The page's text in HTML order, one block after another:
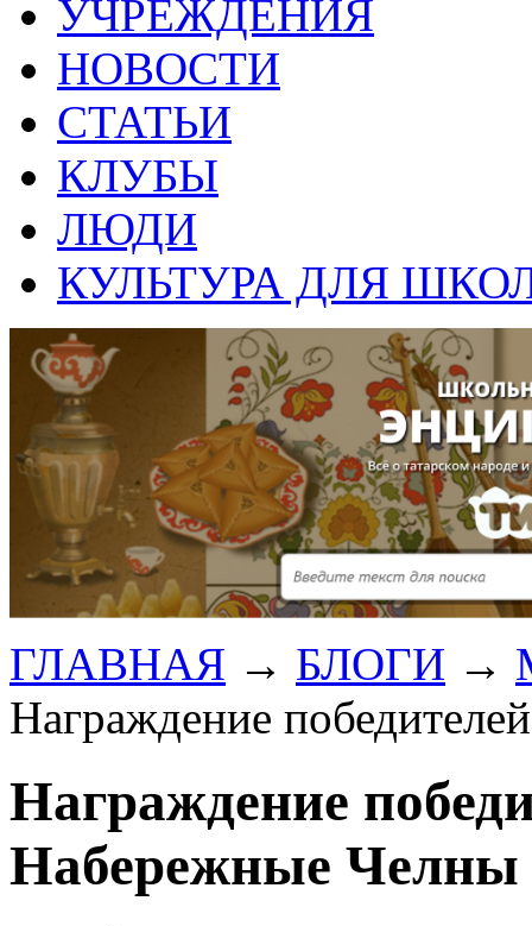
УЧРЕЖДЕНИЯ
НОВОСТИ
СТАТЬИ
КЛУБЫ
ЛЮДИ
КУЛЬТУРА ДЛЯ
ГЛАВНАЯ → БЛОГИ →
Награждение
Награждение
Набережные Челны